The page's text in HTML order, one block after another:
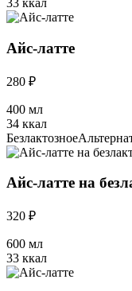
33 ккал
Айс-латте
280 ₽
400 мл
34 ккал
Безлактозное
Айс-латте на
320 ₽
600 мл
33 ккал